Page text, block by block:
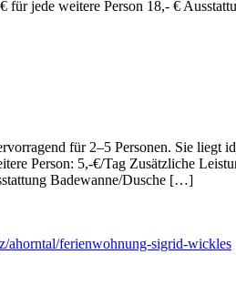
für jede weitere Person 18,- €
für 2–5 Personen. Sie
Person: 5,-€/Tag Zusätz­liche
Badewanne/Dusche […]
ahorntal/ferienwohnung-sigrid-wickles